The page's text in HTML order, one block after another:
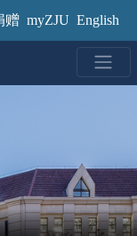
赠 myZJU English